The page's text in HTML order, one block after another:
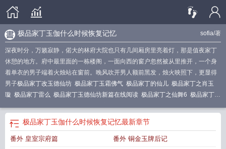
sofia/著
极品家丁玉伽什么时候恢复记忆
深夜时分，万籁寂静，偌大的林府大院也只有几间厢房里亮着灯，那是值夜家丁
休憩的地方。府中最里面的一栋楼阁，一面向西的窗户忽然被从里推开，一个身
着单衣的男子端着火烛站在窗前。晚风吹开男人额前黑发，烛火映照下，更显得
男子极品家丁改玉德仙坊 极品家丁玉霜佛气 极品家丁的仙儿 极品家丁之肖玉
璇 极品家丁雷么 极品家丁玉德仙坊新篇在线阅读 极品家丁之仙舞6 极品家丁之
度百科
极品家丁玉德仙坊新篇结局 极品家丁玉德仙坊新篇节目列表
德仙坊新篇 在线阅读
坊极品家丁玉德仙坊新篇章节 极品家丁玉德仙坊新篇全文txt
极品家丁玉伽什么时候恢复记忆最新章节
番外 皇室宗府篇 番外 铜金玉牌后记